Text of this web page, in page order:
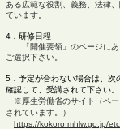
ある広範な役割、義務、法律
ています。
4．研修日程
「開催要領」のページに
ご選択下さい。
5．予定が合わない場合は、次
確認して、受講されて下さい。
※厚生労働省のサイト（ペ
されています。）
https://kokoro.mhlw.go.jp/